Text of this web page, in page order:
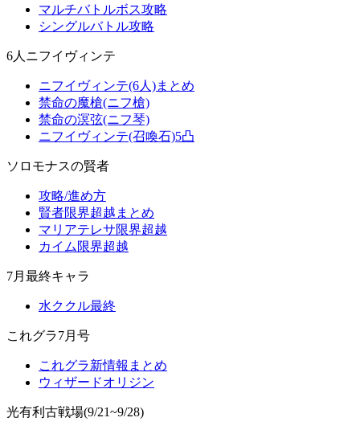
マルチバトルボス攻略
シングルバトル攻略
6人ニフイヴィンテ
ニフイヴィンテ(6人)まとめ
禁命の魔槍(ニフ槍)
禁命の溟弦(ニフ琴)
ニフイヴィンテ(召喚石)5凸
ソロモナスの賢者
攻略/進め方
賢者限界超越まとめ
マリアテレサ限界超越
カイム限界超越
7月最終キャラ
水ククル最終
これグラ7月号
これグラ新情報まとめ
ウィザードオリジン
光有利古戦場(9/21~9/28)